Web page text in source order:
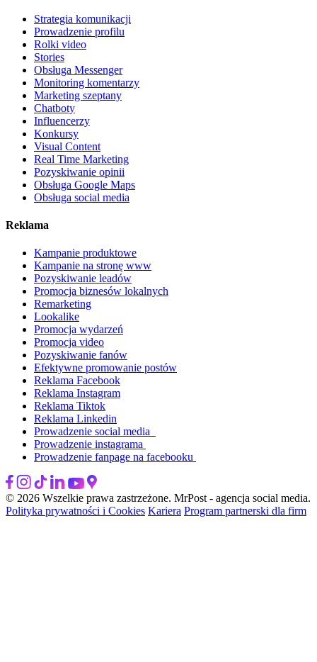
Strategia komunikacji
Prowadzenie profilu
Rolki video
Stories
Obsługa Messenger
Monitoring komentarzy
Marketing szeptany
Chatboty
Influencerzy
Konkursy
Visual Content
Real Time Marketing
Pozyskiwanie opinii
Obsługa Google Maps
Obsługa social media
Reklama
Kampanie produktowe
Kampanie na stronę www
Pozyskiwanie leadów
Promocja biznesów lokalnych
Remarketing
Lookalike
Promocja wydarzeń
Promocja video
Pozyskiwanie fanów
Efektywne promowanie postów
Reklama Facebook
Reklama Instagram
Reklama Tiktok
Reklama Linkedin
Prowadzenie social media
Prowadzenie instagrama
Prowadzenie fanpage na facebooku
© 2026 Wszelkie prawa zastrzeżone. MrPost - agencja social media.
Polityka prywatności i Cookies Kariera Program partnerski dla firm